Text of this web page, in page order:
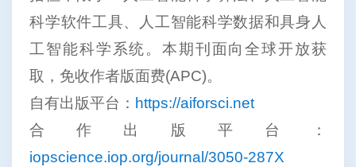
科学软件工具、人工智能科学数据和具身人
工智能科学系统。本期刊面向全球开放获
取，免收作者版面费(APC)。
自有出版平台： https://aiforsci.net
合作出版平台：
iopscience.iop.org/journal/3050-287X